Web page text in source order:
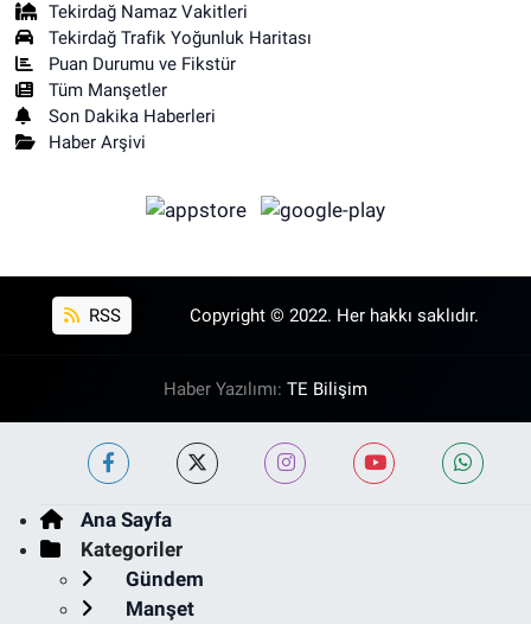
Tekirdağ Namaz Vakitleri
Tekirdağ Trafik Yoğunluk Haritası
Puan Durumu ve Fikstür
Tüm Manşetler
Son Dakika Haberleri
Haber Arşivi
RSS Copyright © 2022. Her hakkı saklıdır.
Haber Yazılımı: TE Bilişim
Ana Sayfa
Kategoriler
Gündem
Manşet